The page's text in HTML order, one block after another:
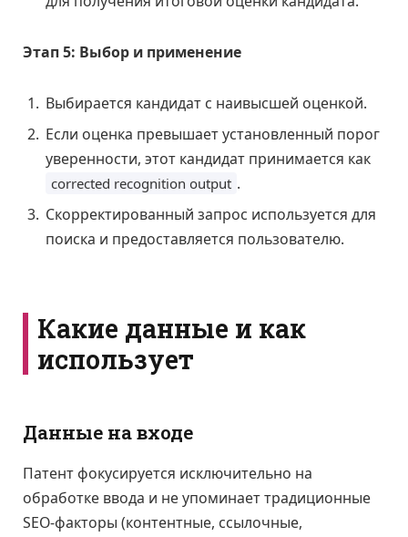
Этап 5: Выбор и применение
Выбирается кандидат с наивысшей оценкой.
Если оценка превышает установленный порог
уверенности, этот кандидат принимается как
corrected recognition output .
Скорректированный запрос используется для
поиска и предоставляется пользователю.
Какие данные и как
использует
Данные на входе
Патент фокусируется исключительно на
обработке ввода и не упоминает традиционные
SEO-факторы (контентные, ссылочные,